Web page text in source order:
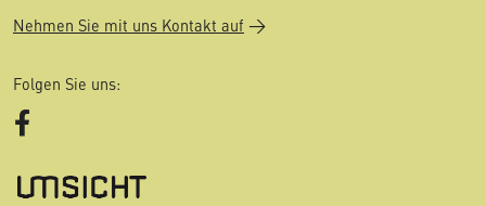
Nehmen Sie mit uns Kontakt auf
Folgen Sie uns: